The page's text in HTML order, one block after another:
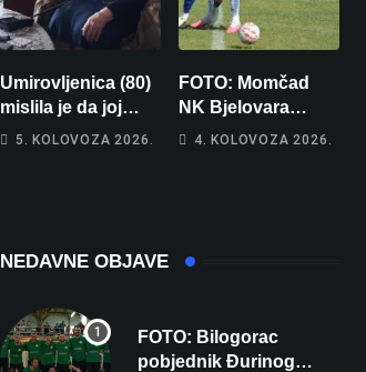
Umirovljenica (80)
mislila je da joj
piše kći pa ostala
5. KOLOVOZA 2026.
FOTO: Momčad
NK Bjelovara
poprima jesenski
4. KOLOVOZA 2026.
NEDAVNE OBJAVE
FOTO: Bilogorac
pobjednik Đurinog